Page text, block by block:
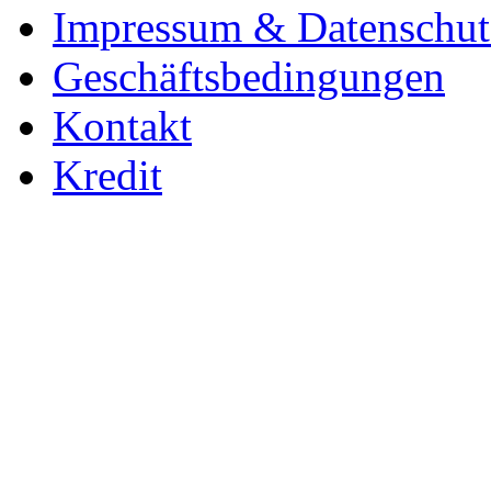
Impressum &
Geschäftsbedingungen
Kontakt
Kredit